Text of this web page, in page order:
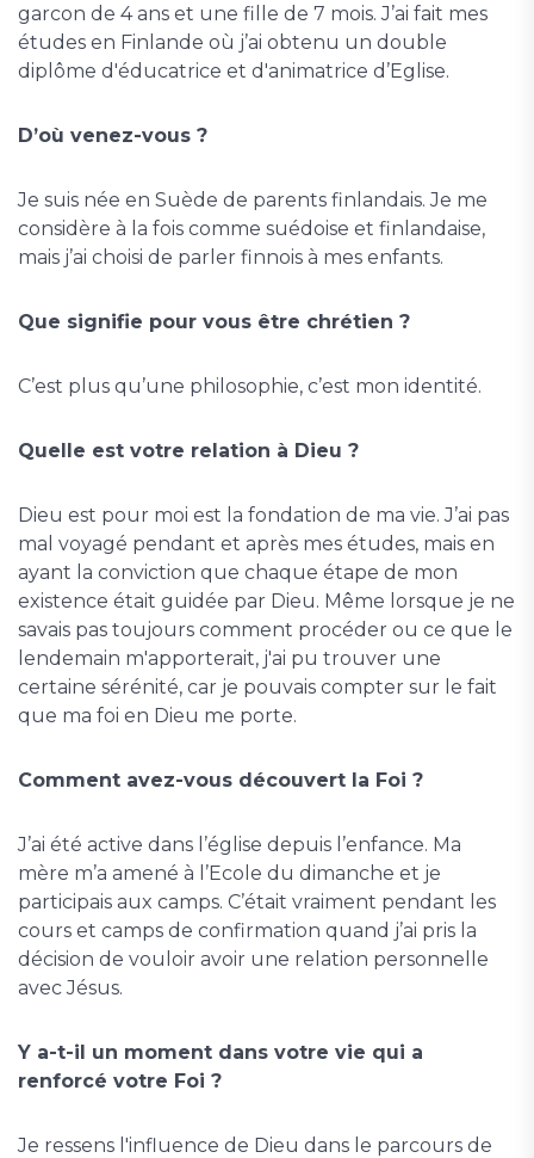
garcon de 4 ans et une fille de 7 mois. J’ai fait mes
études en Finlande où j’ai obtenu un double
diplôme d'éducatrice et d'animatrice d’Eglise.
D’où venez-vous ?
Je suis née en Suède de parents finlandais. Je me
considère à la fois comme suédoise et finlandaise,
mais j’ai choisi de parler finnois à mes enfants.
Que signifie pour vous être chrétien ?
C’est plus qu’une philosophie, c’est mon identité.
Quelle est votre relation à Dieu ?
Dieu est pour moi est la fondation de ma vie. J’ai pas
mal voyagé pendant et après mes études, mais en
ayant la conviction que chaque étape de mon
existence était guidée par Dieu. Même lorsque je ne
savais pas toujours comment procéder ou ce que le
lendemain m'apporterait, j'ai pu trouver une
certaine sérénité, car je pouvais compter sur le fait
que ma foi en Dieu me porte.
Comment avez-vous découvert la Foi ?
J’ai été active dans l’église depuis l’enfance. Ma
mère m’a amené à l’Ecole du dimanche et je
participais aux camps. C’était vraiment pendant les
cours et camps de confirmation quand j’ai pris la
décision de vouloir avoir une relation personnelle
avec Jésus.
Y a-t-il un moment dans votre vie qui a
renforcé votre Foi ?
Je ressens l'influence de Dieu dans le parcours de